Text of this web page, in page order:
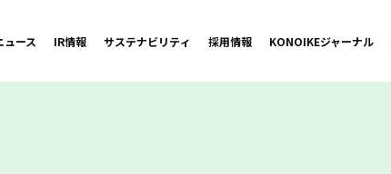
ュース IR情報 サステナビリティ 採用情報 KONOIKEジャーナル